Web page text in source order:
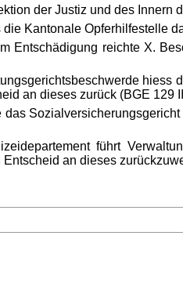
der Justiz und des
Kantonale Opferhilfestelle
Entschädigung reichte X.
an dieses zurück (BGE 129
führt
an dieses